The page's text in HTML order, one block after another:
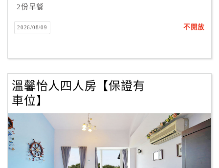
Q&A
訂
房
請
款
收
2份早餐
2026/08/09 不開放
溫馨怡人四人房【保證有
車位】